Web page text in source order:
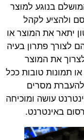
בנוגע למוצר
ולהציע לקהל
יתאר את המוצר או
לצורך פתרון בעיה
את המוצר
תמונות טובות ככל
להעברת מסרים
עושה ומוכיחה
באינטרנט.